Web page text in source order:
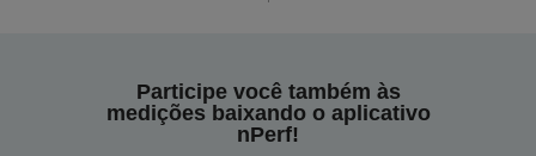
Participe você também às
medições baixando o aplicativo
nPerf!